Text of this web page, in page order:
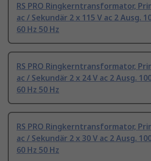
RS PRO Ringkerntransformator,
ac / Sekundär 2 x 115 V ac 2 Ausg.
60 Hz 50 Hz
RS PRO Ringkerntransformator,
ac / Sekundär 2 x 24 V ac 2 Ausg.
60 Hz 50 Hz
RS PRO Ringkerntransformator,
ac / Sekundär 2 x 30 V ac 2 Ausg.
60 Hz 50 Hz